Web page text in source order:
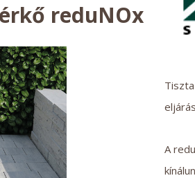
reduNOx
A